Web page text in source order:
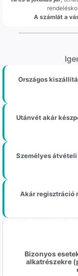
A számlát a
Országos
Utánvét akár
Személyes
Akár regisztráció
Bizonyos
alkatrészekre